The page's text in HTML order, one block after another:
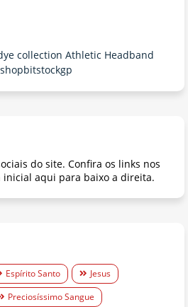
collection Athletic Headband
shopbitstockgp
do site. Confira os links nos
inicial aqui para baixo a direita.
Espírito Santo
Jesus
Preciosíssimo Sangue